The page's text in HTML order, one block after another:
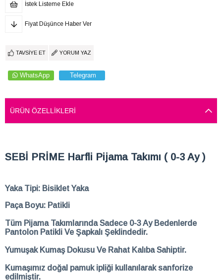
İstek Listeme Ekle
Fiyat Düşünce Haber Ver
TAVSIYE ET YORUM YAZ
WhatsApp Telegram
ÜRÜN ÖZELLIKLERI
SEBİ PRİME Harfli Pijama Takımı ( 0-3 Ay )
Yaka Tipi: Bisiklet Yaka
Paça Boyu: Patikli
Tüm Pijama Takımlarında Sadece 0-3 Ay Bedenlerde
Pantolon Patikli Ve Şapkalı Şeklindedir.
Yumuşak Kumaş Dokusu Ve Rahat Kalıba Sahiptir.
Kumaşımız doğal pamuk ipliği kullanılarak sanforize
edilmiştir.